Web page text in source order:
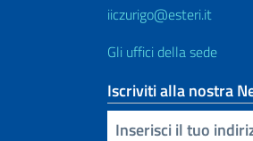
iiczurigo@esteri.it
Gli uffici della sede
Iscriviti alla nostra
Inserisci la tua email